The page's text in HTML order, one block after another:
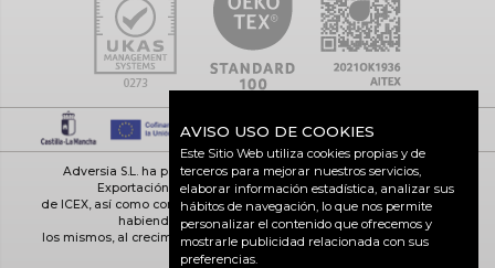
Adversia S.L. ha participado en el Programa de Iniciación a la
Exportación ICEX-Next, y ha contado con el apoyo
de ICEX, así como con la cofinanciación de Fondos europeos FEDER,
habiendo contribuido según la medida de
los mismos, al crecimiento económico de esta empresa, su región y
de España en su conjunto
AVISO USO DE COOKIES
Este Sitio Web utiliza cookies propias y de
terceros para mejorar nuestros servicios,
elaborar información estadística, analizar sus
hábitos de navegación, lo que nos permite
personalizar el contenido que ofrecemos y
mostrarle publicidad relacionada con sus
preferencias.